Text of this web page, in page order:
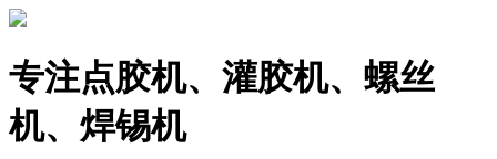
专注点胶机、灌胶机、螺丝
机、焊锡机